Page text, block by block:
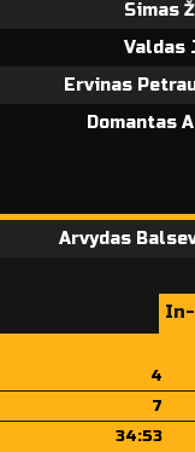
Simas
Valdas
Ervinas
Domantas
Arvydas
4
7
34:53